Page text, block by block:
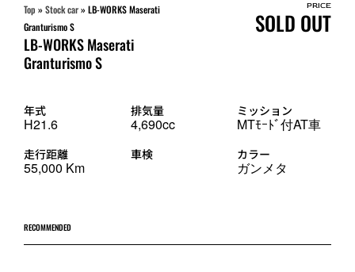
Top »Stock car»LB-WORKS Maserati
Granturismo S
LB-WORKS Maserati
Granturismo S
PRICE
SOLD OUT
年式
H21.6
排気量
4,690cc
ミッション
MTﾓｰﾄﾞ付AT車
走行距離
55,000 Km
車検 カラー
ガンメタ
RECOMMENDED